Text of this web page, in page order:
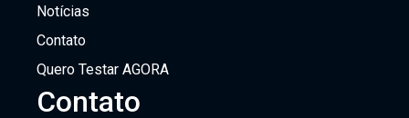
Notícias
Contato
Quero Testar AGORA
Contato